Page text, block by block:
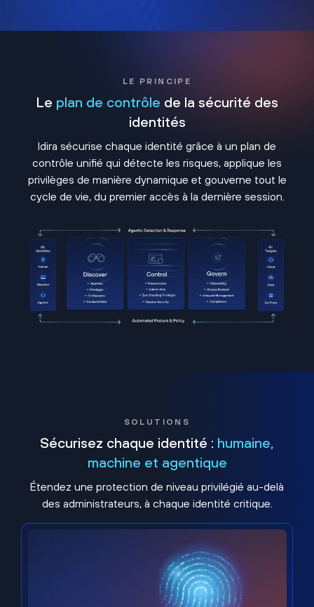
LE PRINCIPE
Le plan de contrôle de la sécurité des
identités
Idira sécurise chaque identité grâce à un plan de
contrôle unifié qui détecte les risques, applique les
privilèges de manière dynamique et gouverne tout le
cycle de vie, du premier accès à la dernière session.
SOLUTIONS
Sécurisez chaque identité : humaine,
machine et agentique
Étendez une protection de niveau privilégié au-delà
des administrateurs, à chaque identité critique.